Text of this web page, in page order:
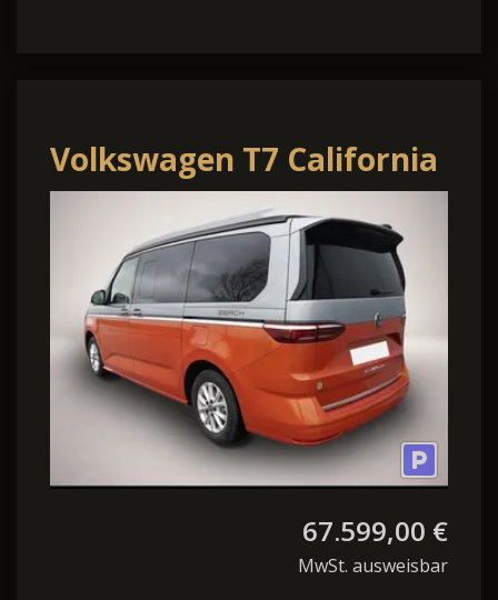
Volkswagen T7 California
Beach 2.0TDI DSG Beach
GV5 Elegance+.
67.599,00 €
MwSt. ausweisbar